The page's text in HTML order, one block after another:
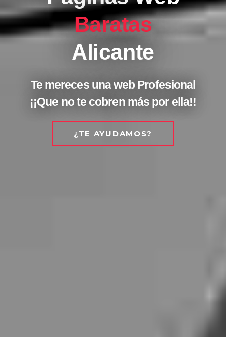
Baratas
Alicante
Te mereces una web Profesional
¡¡Que no te cobren más por ella!!
¿TE AYUDAMOS?